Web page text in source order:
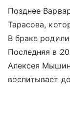
Позднее
Тарасова,
В браке
Последняя в
Алексея
воспитывает